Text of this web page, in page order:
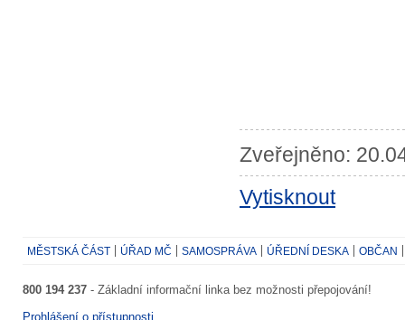
Zveřejněno:
Vytisknout
MĚSTSKÁ ČÁST ÚŘAD MČ SAMOSPRÁVA ÚŘEDNÍ DESKA OBČAN
800 194 237 - Základní informační linka bez možnosti přepojování!
Prohlášení o přístupnosti